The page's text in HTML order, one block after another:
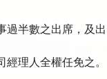
過半數之出席，及出
理人全權任免之。